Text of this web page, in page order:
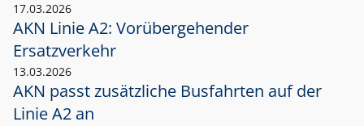
17.03.2026
AKN Linie A2: Vorübergehender
Ersatzverkehr
13.03.2026
AKN passt zusätzliche Busfahrten auf der
Linie A2 an